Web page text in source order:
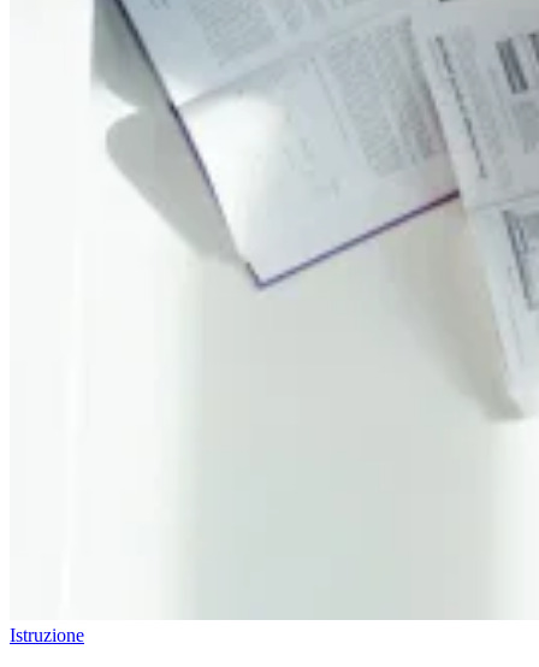
Istruzione